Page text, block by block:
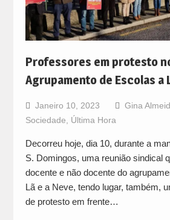
Professores em protesto
Agrupamento de Escolas a
Janeiro 10, 2023 Gina
Sociedade, Última Hora
Decorreu hoje, dia 10, durante a
S. Domingos, uma reunião sindical
docente e não docente do
Lã e a Neve, tendo lugar, também,
de protesto em frente…